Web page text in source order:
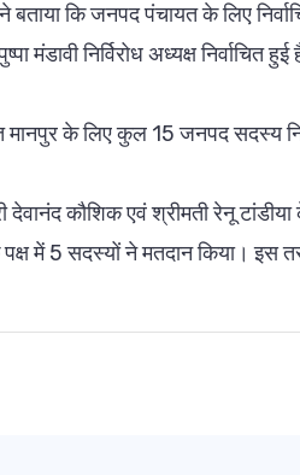
बताया कि जनपद पंचायत के लिए
मंडावी निर्विरोध अध्यक्ष निर्वाचित
के लिए कुल 15 जनपद सदस्य
देवानंद कौशिक एवं श्रीमती रेनू
पक्ष में 5 सदस्यों ने मतदान किया। इस